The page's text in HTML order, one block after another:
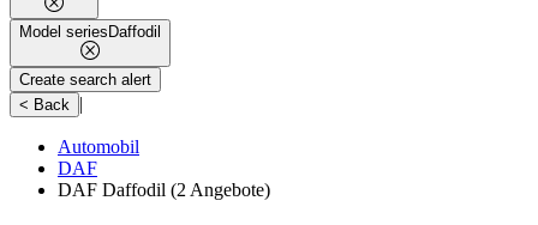
Model series Daffodil
Create search alert
< Back |
Automobil
DAF
DAF Daffodil (2 Angebote)